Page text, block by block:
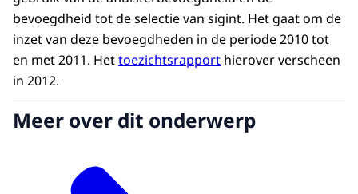
bevoegdheid tot de selectie van sigint. Het gaat om de
inzet van deze bevoegdheden in de periode 2010 tot
en met 2011. Hettoezichtsrapport hierover verscheen
in 2012.
Meer over dit onderwerp